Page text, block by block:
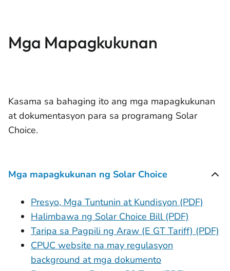
Mga Mapagkukunan
Kasama sa bahaging ito ang mga mapagkukunan
at dokumentasyon para sa programang Solar
Choice.
Mga mapagkukunan ng Solar Choice
Presyo, Mga Tuntunin at Kundisyon (PDF)
Halimbawa ng Solar Choice Bill (PDF)
Taripa sa Pagpili ng Araw (E GT Tariff) (PDF)
CPUC website na may regulasyon
background at mga dokumento